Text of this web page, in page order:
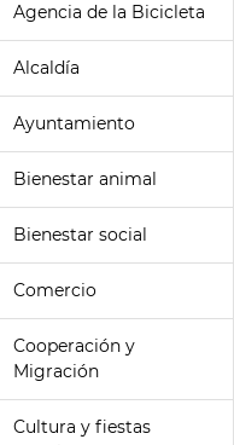
Agencia de la Bicicleta
Alcaldía
Ayuntamiento
Bienestar animal
Bienestar social
Comercio
Cooperación y
Migración
Cultura y fiestas